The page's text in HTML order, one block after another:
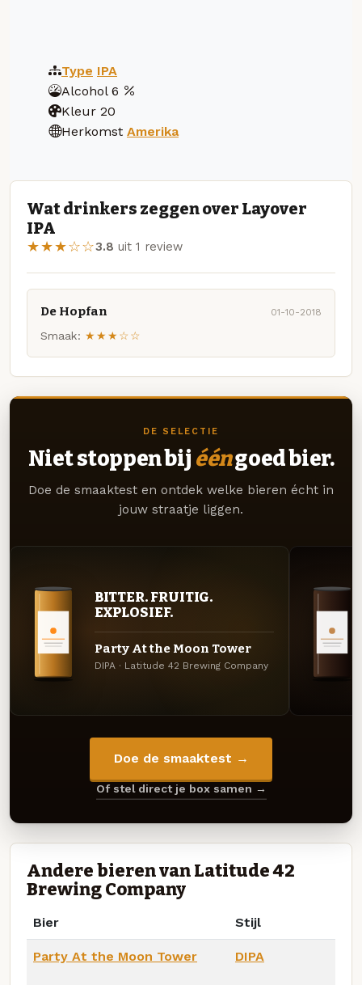
Type IPA
Alcohol 6
Kleur 20
Herkomst Amerika
Wat drinkers zeggen over Layover
IPA
★★★☆☆3.8 uit 1 review
De Hopfan 01-10-2018
Smaak: ★★★☆☆
DE SELECTIE
Niet stoppen bij ééngoed bier.
Doe de smaaktest en ontdek welke bieren écht in
jouw straatje liggen.
BITTER. FRUITIG.
EXPLOSIEF.
Party At the Moon Tower
DIPA · Latitude 42 Brewing Company
Doe de smaaktest →
Of stel direct je box samen →
Andere bieren van Latitude 42
Brewing Company
Bier Stijl
Party At the Moon Tower DIPA